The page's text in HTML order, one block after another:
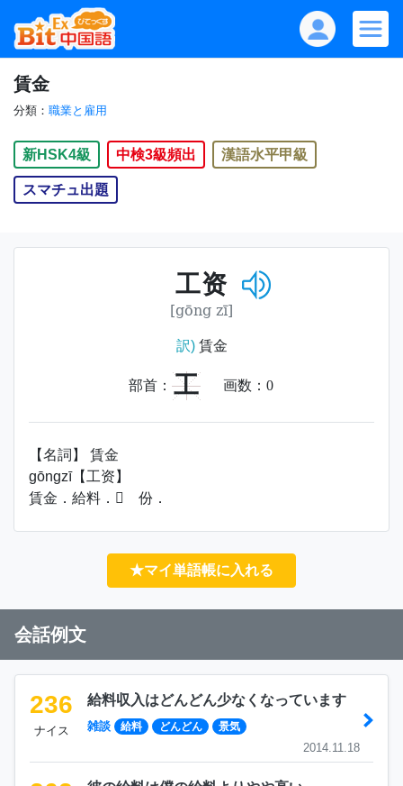
賃金
分類： 職業と雇用
新HSK4級 中検3級頻出 漢語水平甲級
スマチュ出題
工资
[gōng zī]
訳)賃金
部首： 工 画数： 0
【名詞】 賃金
gōngzī【工资】
賃金．給料． 份．
★マイ単語帳に入れる
会話例文
236
ナイス
給料収入はどんどん少なくなっています
雑談 給料 どんどん 景気
2014.11.18